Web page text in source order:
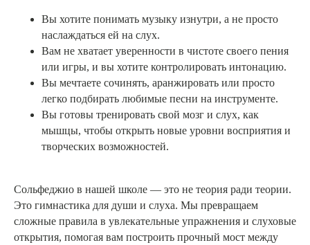
Вы хотите понимать музыку изнутри, а не просто
наслаждаться ей на слух.
Вам не хватает уверенности в чистоте своего пения
или игры, и вы хотите контролировать интонацию.
Вы мечтаете сочинять, аранжировать или просто
легко подбирать любимые песни на инструменте.
Вы готовы тренировать свой мозг и слух, как
мышцы, чтобы открыть новые уровни восприятия и
творческих возможностей.
Сольфеджио в нашей школе — это не теория ради теории.
Это гимнастика для души и слуха. Мы превращаем
сложные правила в увлекательные упражнения и слуховые
открытия, помогая вам построить прочный мост между